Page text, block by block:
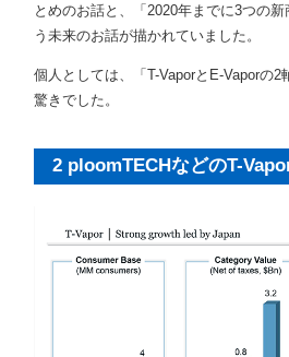
とめのお話と、「2020年までに3つの
う未来のお話が描かれていました。
個人としては、「T-VaporとE-Vaporの
驚きでした。
2 ploomTECHなどのT-